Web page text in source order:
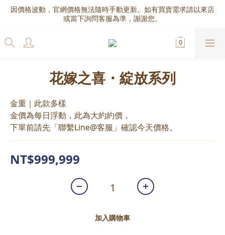
因價格波動，官網價格無法隨時手動更新。如有買賣需求請以來店
或當下詢問客服為準，謝謝您。
花嫁之喜・綻放系列
金重｜此款多樣
金價為每日浮動，此為大約約價，
下單前請先「聯繫Line@客服」確認今天價格。
NT$999,999
加入購物車